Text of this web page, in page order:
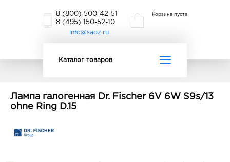
8 (800) 500-42-51
8 (495) 150-52-10
info@saoz.ru
Корзина пуста
Toggle
Каталог товаров
Лампа галогенная Dr. Fischer 6V 6W S9s/13
ohne Ring D.15